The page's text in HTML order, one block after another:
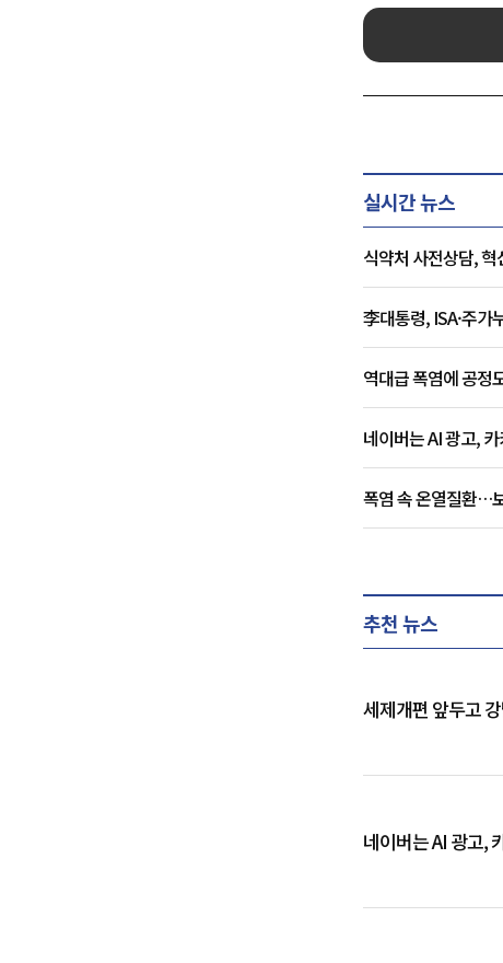
실시간 뉴스
식약처 사전상담,
李대통령, ISA·주
역대급 폭염에 공정
네이버는 AI 광고,
폭염 속 온열질환…
추천 뉴스
세제개편 앞두고
네이버는 AI 광고,